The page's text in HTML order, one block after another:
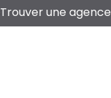
Trouver une agence